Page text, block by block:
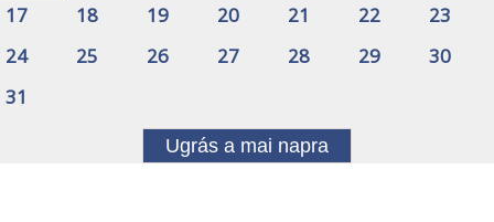
17
18 19 20 21 22
23
24
25 26 27 28 29
30
31
Ugrás a mai napra